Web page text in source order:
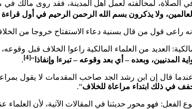
الصلاة، لمخالفته لعمل أهل المدينة، فقد روى مالك
ولا يذكرون بسم الله الرحمن الرحيم في أول قراءة
راعى قول من قال بسنية دعاء الاستفتاح خروجا من
العديد من العلماء المالكية راعوا الخلاف قبل
المدنيين، وبعده – أي بعد وقوعه – تبرءا وإنفاذا “
[4]
.
عندما قال إن ابن رشد الجد صاحب المقدمات لا يقول
في ذلك ابتداء مراعاة للخلاف“.
الفعل: فهو محور حديثنا في المقالات الآتية، لأن